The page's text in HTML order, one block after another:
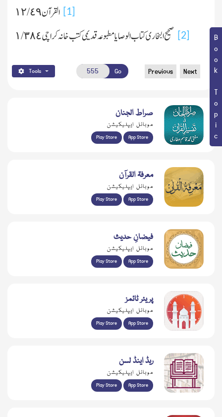
Book Topic
[1] القرآن ٤٩ /١٢
[2] صحیح البخاری کتاب الوصایا مطبوعہ قدیمی کتب خانہ کراچی ١/٣٨٤
Tools Go Previous Next
صراط الجنان
موبائل ایپلیکیشن
Play Store App Store
معرفۃ القرآن
موبائل ایپلیکیشن
Play Store App Store
فیضانِ حدیث
موبائل ایپلیکیشن
Play Store App Store
پریئر ٹائمز
موبائل ایپلیکیشن
Play Store App Store
ریڈ اینڈ لسن
موبائل ایپلیکیشن
Play Store App Store